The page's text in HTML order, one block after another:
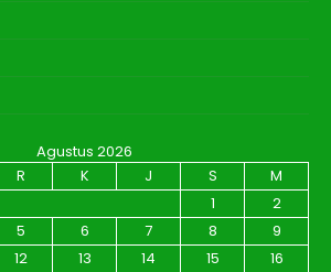
Agustus 2026
R K J S
M
1
2
5 6 7 8
9
12 13 14 15 16